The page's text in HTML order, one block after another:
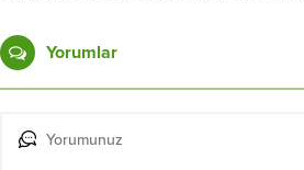
Yorumlar